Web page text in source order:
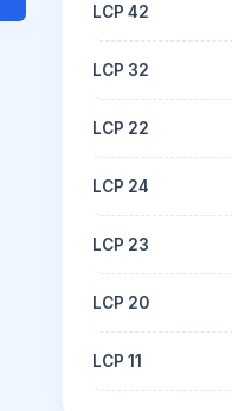
LCP 42
LCP 32
LCP 22
LCP 24
LCP 23
LCP 20
LCP 11